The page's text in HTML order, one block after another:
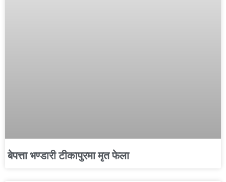
बेपत्ता भण्डारी टीकापुरमा मृत फेला